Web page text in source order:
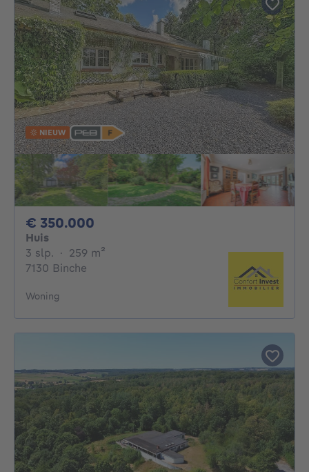
NIEUW
€ 350.000
Huis
3 slp. 3 slaapkamers
· 259 m²
7130 Binche
Woning